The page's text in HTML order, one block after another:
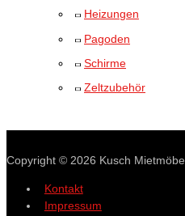
Heizungen
Pagoden
Schirme
Zeltzubehör
Copyright © 2026 Kusch Mietmöbel
Kontakt
Impressum